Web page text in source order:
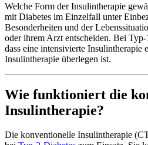
Welche Form der Insulintherapie
mit Diabetes im Einzelfall unter
Besonderheiten und der
oder ihrem Arzt entscheiden. Bei
dass eine intensivierte Insulintherapie
Insulintherapie überlegen ist.
Wie funktioniert die
Insulintherapie?
Die konventionelle Insulintherapie